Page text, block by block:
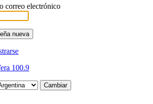
correo electrónico
100.9